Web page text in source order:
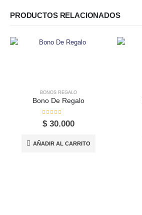
PRODUCTOS RELACIONADOS
BONOS REGALO
Bono De Regalo
0out of 5
$30.000
AÑADIR AL CARRITO